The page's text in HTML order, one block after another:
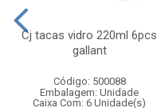
Cj tacas vidro 220ml 6pcs
gallant
Código: 500088
Embalagem: Unidade
Caixa Com: 6 Unidade(s)